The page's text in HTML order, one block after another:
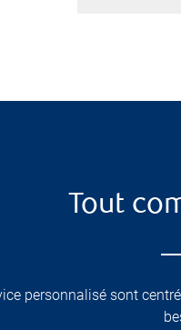
Tout
personnalisé sont